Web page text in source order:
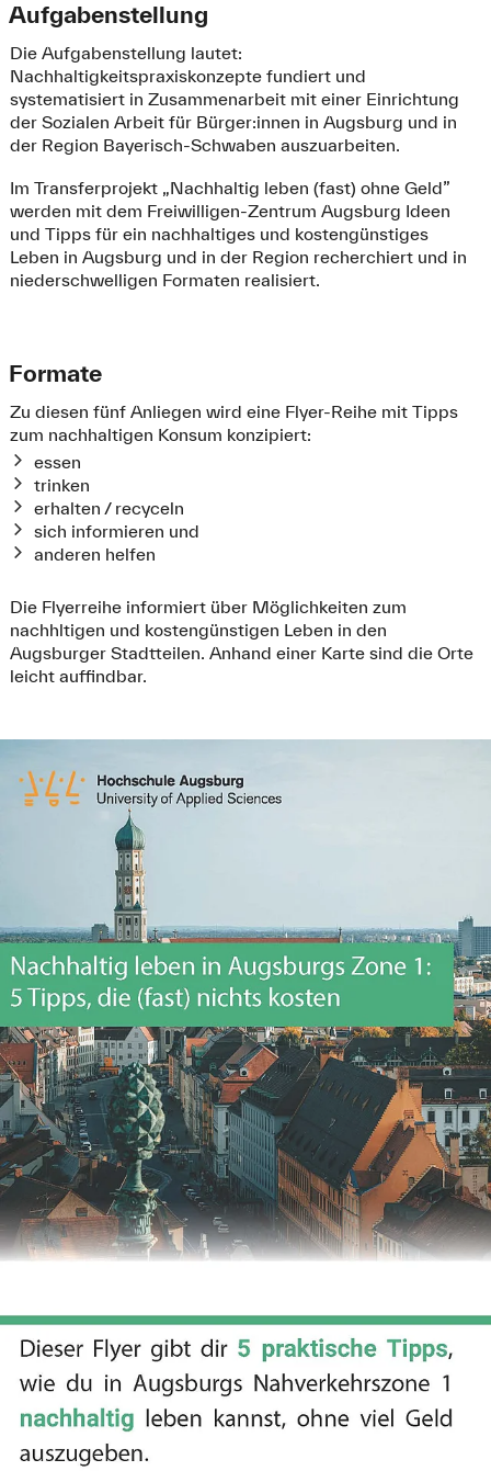
Aufgabenstellung
Die Aufgabenstellung lautet:
Nachhaltigkeitspraxiskonzepte fundiert und
systematisiert in Zusammenarbeit mit einer Einrichtung
der Sozialen Arbeit für Bürger:innen in Augsburg und in
der Region Bayerisch-Schwaben auszuarbeiten.
Im Transferprojekt „Nachhaltig leben (fast) ohne Geld”
werden mit dem Freiwilligen-Zentrum Augsburg Ideen
und Tipps für ein nachhaltiges und kostengünstiges
Leben in Augsburg und in der Region recherchiert und in
niederschwelligen Formaten realisiert.
Formate
Zu diesen fünf Anliegen wird eine Flyer-Reihe mit Tipps
zum nachhaltigen Konsum konzipiert:
essen
trinken
erhalten / recyceln
sich informieren und
anderen helfen
Die Flyerreihe informiert über Möglichkeiten zum
nachhltigen und kostengünstigen Leben in den
Augsburger Stadtteilen. Anhand einer Karte sind die Orte
leicht auffindbar.